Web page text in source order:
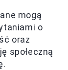
mogą
o
oraz
społeczną